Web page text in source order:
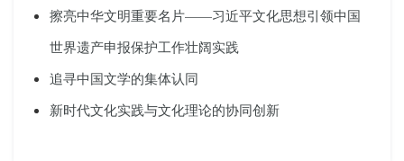
擦亮中华文明重要名片——习近平文化思想引领中国
世界遗产申报保护工作壮阔实践
追寻中国文学的集体认同
新时代文化实践与文化理论的协同创新